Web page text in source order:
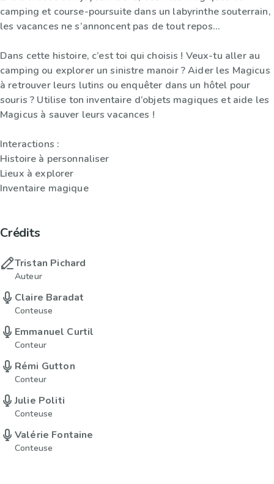
camping et course-poursuite dans un labyrinthe souterrain,
les vacances ne s’annoncent pas de tout repos…
Dans cette histoire, c’est toi qui choisis ! Veux-tu aller au
camping ou explorer un sinistre manoir ? Aider les Magicus
à retrouver leurs lutins ou enquêter dans un hôtel pour
souris ? Utilise ton inventaire d’objets magiques et aide les
Magicus à sauver leurs vacances !
Interactions :
Histoire à personnaliser
Lieux à explorer
Inventaire magique
Crédits
Tristan Pichard
Auteur
Claire Baradat
Conteuse
Emmanuel Curtil
Conteur
Rémi Gutton
Conteur
Julie Politi
Conteuse
Valérie Fontaine
Conteuse